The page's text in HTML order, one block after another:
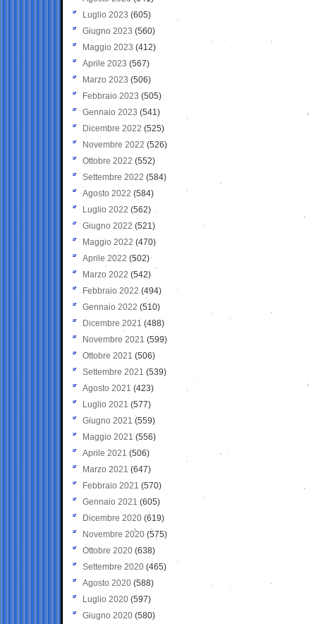
Luglio 2023 (605)
Giugno 2023 (560)
Maggio 2023 (412)
Aprile 2023 (567)
Marzo 2023 (506)
Febbraio 2023 (505)
Gennaio 2023 (541)
Dicembre 2022 (525)
Novembre 2022 (526)
Ottobre 2022 (552)
Settembre 2022 (584)
Agosto 2022 (584)
Luglio 2022 (562)
Giugno 2022 (521)
Maggio 2022 (470)
Aprile 2022 (502)
Marzo 2022 (542)
Febbraio 2022 (494)
Gennaio 2022 (510)
Dicembre 2021 (488)
Novembre 2021 (599)
Ottobre 2021 (506)
Settembre 2021 (539)
Agosto 2021 (423)
Luglio 2021 (577)
Giugno 2021(559)
Maggio 2021 (556)
Aprile 2021 (506)
Marzo 2021 (647)
Febbraio 2021 (570)
Gennaio 2021 (605)
Dicembre 2020 (619)
Novembre 2020 (575)
Ottobre 2020 (638)
Settembre 2020(465)
Agosto 2020 (588)
Luglio 2020 (597)
Giugno 2020 (580)